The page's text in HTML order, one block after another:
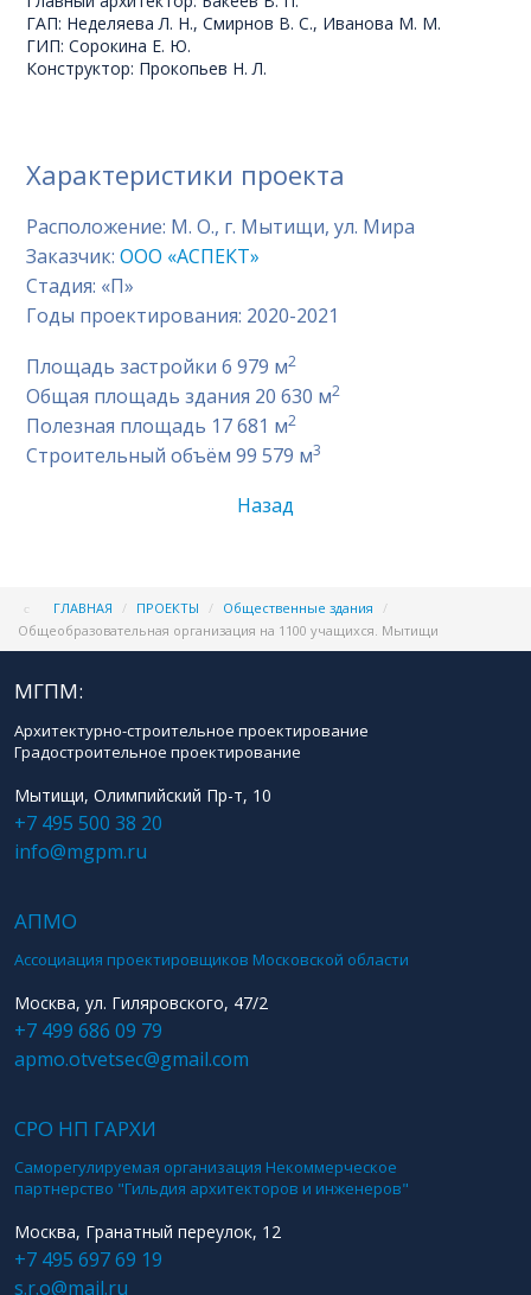
ГАП: Неделяева Л. Н., Смирнов В. С., Иванова М. М.
ГИП: Сорокина Е. Ю.
Конструктор: Прокопьев Н. Л.
Характеристики проекта
Расположение: М. О., г. Мытищи, ул. Мира
Заказчик:ООО «АСПЕКТ»
Стадия: «П»
Годы проектирования: 2020-2021
Площадь застройки 6 979 м2
Общая площадь здания 20 630 м2
Полезная площадь 17 681 м2
Строительный объём 99 579 м3
Назад
ГЛАВНАЯ / ПРОЕКТЫ / Общественные здания /
Общеобразовательная организация на 1100 учащихся. Мытищи
МГПМ:
Архитектурно-строительное проектирование
Градостроительное проектирование
Мытищи, Олимпийский Пр-т, 10
+7 495 500 38 20
info@mgpm.ru
АПМО
Ассоциация проектировщиков Московской области
Москва, ул. Гиляровского, 47/2
+7 499 686 09 79
apmo.otvetsec@gmail.com
СРО НП ГАРХИ
Саморегулируемая организация Некоммерческое
партнерство "Гильдия архитекторов и инженеров"
Москва, Гранатный переулок, 12
+7 495 697 69 19
s.r.o@mail.ru